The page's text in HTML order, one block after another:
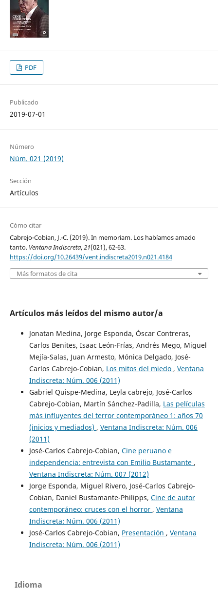
PDF
Publicado
2019-07-01
Número
Núm. 021 (2019)
Sección
Artículos
Cómo citar
Cabrejo-Cobian, J.-C. (2019). In memoriam. Los habíamos amado
tanto. Ventana Indiscreta,21(021), 62-63.
https://doi.org/10.26439/vent.indiscreta2019.n021.4184
Más formatos de cita
Artículos más leídos del mismo autor/a
Jonatan Medina, Jorge Esponda, Óscar Contreras,
Carlos Benites, Isaac León-Frías, Andrés Mego, Miguel
Mejía-Salas, Juan Armesto, Mónica Delgado, José-
Carlos Cabrejo-Cobian, Los mitos del miedo , Ventana
Indiscreta: Núm. 006 (2011)
Gabriel Quispe-Medina, Leyla cabrejo, José-Carlos
Cabrejo-Cobian, Martín Sánchez-Padilla, Las películas
más influyentes del terror contemporáneo 1: años 70
(inicios y mediados) , Ventana Indiscreta: Núm. 006
(2011)
José-Carlos Cabrejo-Cobian, Cine peruano e
independencia: entrevista con Emilio Bustamante ,
Ventana Indiscreta: Núm. 007 (2012)
Jorge Esponda, Miguel Rivero, José-Carlos Cabrejo-
Cobian, Daniel Bustamante-Philipps, Cine de autor
contemporáneo: cruces con el horror , Ventana
Indiscreta: Núm. 006 (2011)
José-Carlos Cabrejo-Cobian, Presentación , Ventana
Indiscreta: Núm. 006 (2011)
Idioma